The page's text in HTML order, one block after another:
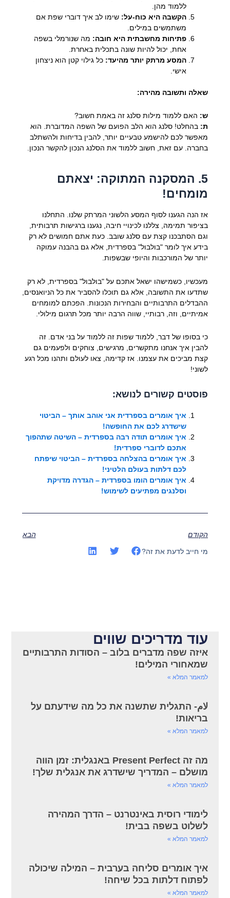
ללמוד מהן.
הקשבה היא כוח-על: שימו לב איך דוברי שפת אם
משתמשים במילים.
פתיחות מחשבתית היא חובה: מה שנורמלי בשפה
אחת, יכול להיות שונה בתכלית באחרת.
המסע מרתק יותר מהיעד: כל גילוי קטן הוא ניצחון
אישי.
שאלה ותשובה מהירה:
ש: האם ללמוד מילות סלנג זה באמת חשוב?
ת: בהחלט! סלנג הוא הלב הפועם של השפה המדוברת. הוא
מאפשר לכם להישמע טבעיים יותר, להבין בדיחות ולהשתלב
בחברה. עם זאת, חשוב ללמוד את הסלנג הנכון להקשר הנכון.
5. המסקנה המתוקה: יצאתם
מומחים!
אז הנה הגענו לסוף המסע הלשוני המרתק שלנו. התחלנו
בציפור תמימה, צללנו לכינויי חיבה, נגענו ברגישות תרבותית,
וגם הסתבכנו קצת עם סלנג שובב. כעת אתם חמושים לא רק
בידע איך לומר "בולבול" בספרדית, אלא גם בהבנה עמוקה
יותר של המורכבות והיופי שבשפות.
מעכשיו, כשמישהו ישאל אתכם על "בולבול" בספרדית, לא רק
שתדעו את התשובה, אלא גם תוכלו להסביר את כל הניואנסים,
ההבדלים התרבותיים והבחירות הנכונות. הפכתם למומחים
אמיתיים, וזה, רבותיי, שווה הרבה יותר מכל תרגום מילולי.
כי בסופו של דבר, ללמוד שפות זה ללמוד על בני אדם. זה
להבין איך אנחנו מתקשרים, מרגישים, צוחקים ולפעמים גם
קצת מביכים את עצמנו. אז קדימה, צאו לעולם ותהנו מכל רגע
לשוני!
פוסטים קשורים לנושא:
איך אומרים בספרדית אני אוהב אותך – הביטוי
שישדרג לכם את החופשה!
איך אומרים תודה רבה בספרדית – השיטה שתהפוך
אתכם לדוברי ספרדית!
איך אומרים בהצלחה בספרדית – הביטוי שיפתח
לכם דלתות בעולם הלטיני!
איך אומרים הומו בספרדית – הגדרה מדויקת
וסלנגים מפתיעים לשימוש!
הקודם הבא
מי חייב לדעת את זה?
עוד מדריכים שווים
איזה שפה מדברים בלוב – הסודות התרבותיים
שמאחורי המילים!
למאמר המלא »
لام- התגלית שתשנה את כל מה שידעתם על
בריאות!
למאמר המלא »
מה זה Present Perfect באנגלית: זמן הווה
מושלם – המדריך שישדרג את אנגלית שלך!
למאמר המלא »
לימודי רוסית באינטרנט – הדרך המהירה
לשלוט בשפה בבית!
למאמר המלא »
איך אומרים סליחה בערבית – המילה שיכולה
לפתוח דלתות בכל שיחה!
למאמר המלא »